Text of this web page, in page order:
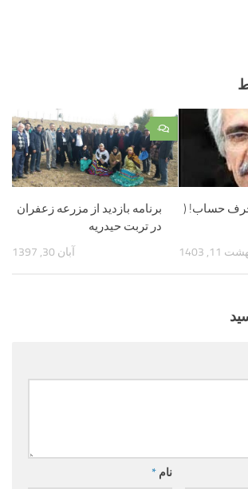
۰
برنامه بازدید از مزرعه زعفران
در تربت حیدریه
آبان 30, 1397
حساب! (
11, 1403
نام *